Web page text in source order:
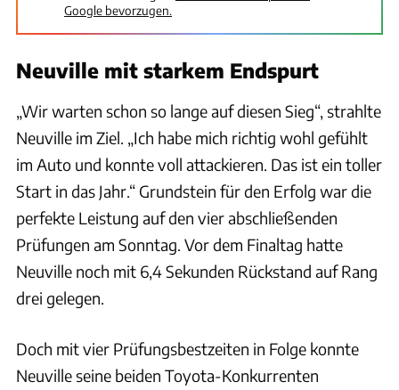
Google bevorzugen.
Neuville mit starkem Endspurt
„Wir warten schon so lange auf diesen Sieg“, strahlte
Neuville im Ziel. „Ich habe mich richtig wohl gefühlt
im Auto und konnte voll attackieren. Das ist ein toller
Start in das Jahr.“ Grundstein für den Erfolg war die
perfekte Leistung auf den vier abschließenden
Prüfungen am Sonntag. Vor dem Finaltag hatte
Neuville noch mit 6,4 Sekunden Rückstand auf Rang
drei gelegen.
Doch mit vier Prüfungsbestzeiten in Folge konnte
Neuville seine beiden Toyota-Konkurrenten